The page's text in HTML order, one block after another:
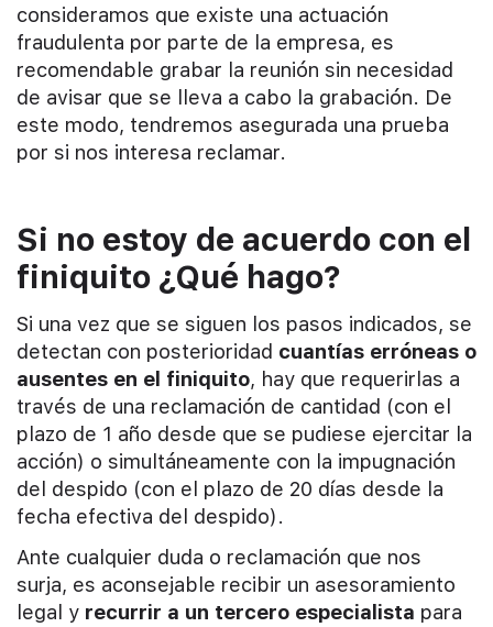
consideramos que existe una actuación
fraudulenta por parte de la empresa, es
recomendable grabar la reunión sin necesidad
de avisar que se lleva a cabo la grabación. De
este modo, tendremos asegurada una prueba
por si nos interesa reclamar.
Si no estoy de acuerdo con el
finiquito ¿Qué hago?
Si una vez que se siguen los pasos indicados, se
detectan con posterioridad cuantías erróneas o
ausentes en el finiquito, hay que requerirlas a
través de una reclamación de cantidad (con el
plazo de 1 año desde que se pudiese ejercitar la
acción) o simultáneamente con la impugnación
del despido (con el plazo de 20 días desde la
fecha efectiva del despido).
Ante cualquier duda o reclamación que nos
surja, es aconsejable recibir un asesoramiento
legal y recurrir a un tercero especialista para